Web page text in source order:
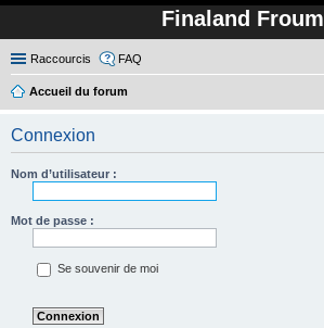
Finaland Froum
Raccourcis FAQ
Accueil du forum
Connexion
Nom d’utilisateur :
Mot de passe :
Se souvenir de moi